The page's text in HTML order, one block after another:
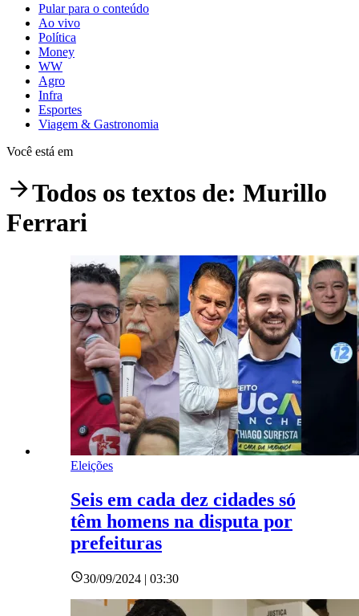
Pular para o conteúdo
Ao vivo
Política
Money
WW
Agro
Infra
Esportes
Viagem & Gastronomia
Você está em
Todos os textos de: Murillo
Ferrari
Eleições
Seis em cada dez cidades só
têm homens na disputa por
prefeituras
30/09/2024 | 03:30